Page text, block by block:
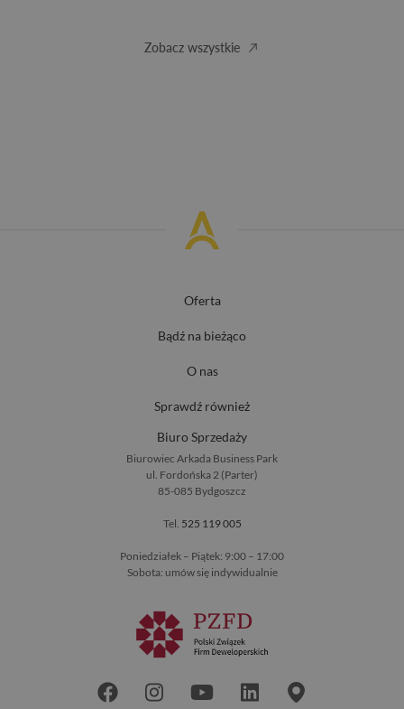
Zobacz wszystkie
Oferta
Bądź na bieżąco
O nas
Sprawdź również
Biuro Sprzedaży
Biurowiec Arkada Business Park
ul. Fordońska 2 (Parter)
85-085 Bydgoszcz
Tel. 525 119 005
Poniedziałek – Piątek: 9:00 – 17:00
Sobota: umów się indywidualnie